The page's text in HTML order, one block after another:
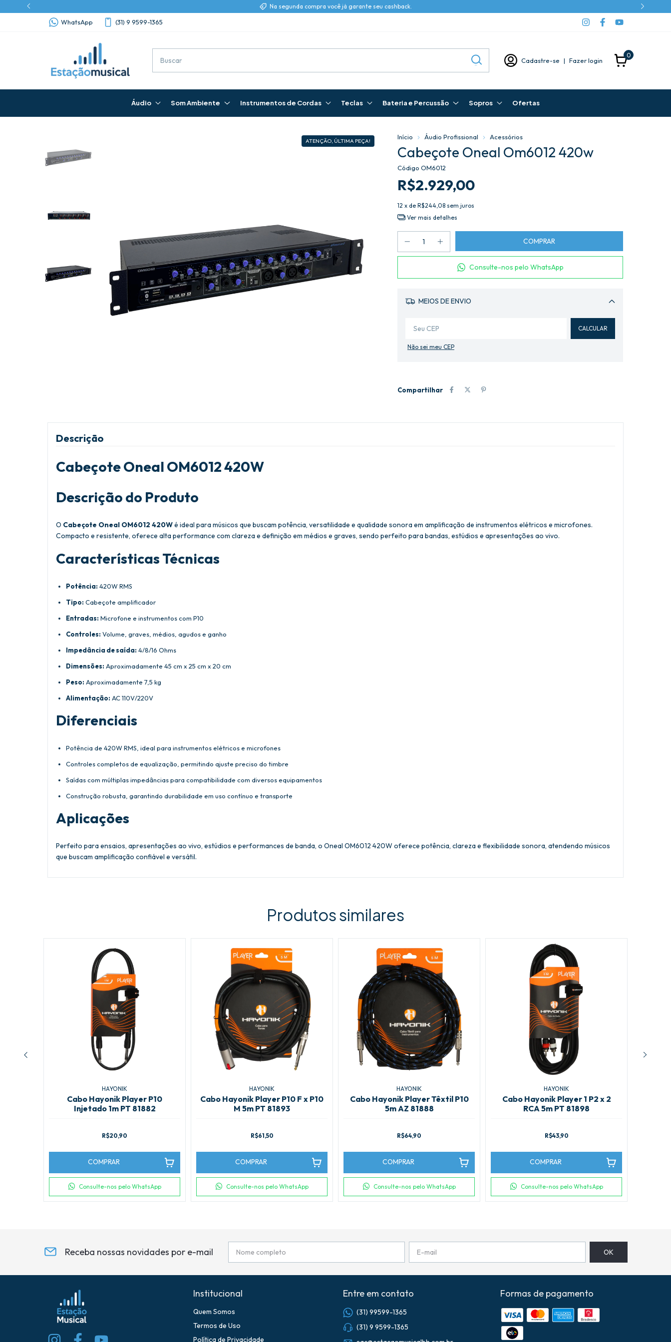
Na segunda compra você já garante seu cashback.
WhatsApp (31) 9 9599-1365
Cadastre-se | Fazer login
0
Áudio Som Ambiente Instrumentos de Cordas Teclas Bateria e Percussão Sopros Ofertas
ATENÇÃO, ÚLTIMA PEÇA! Início Áudio Profissional Acessórios
Cabeçote Oneal Om6012 420w
Código OM6012
R$2.929,00
12 x de R$244,08 sem juros
Ver mais detalhes
Consulte-nos pelo WhatsApp
MEIOS DE ENVIO
Alterar CEP
CALCULAR
Não sei meu CEP
Compartilhar
Descrição
Cabeçote Oneal OM6012 420W
Descrição do Produto
O Cabeçote Oneal OM6012 420Wé ideal para músicos que buscam potência, versatilidade e qualidade sonora em amplificação de instrumentos elétricos e microfones.
Compacto e resistente, oferece alta performance com clareza e definição em médios e graves, sendo perfeito para bandas, estúdios e apresentações ao vivo.
Características Técnicas
Potência: 420W RMS
Tipo: Cabeçote amplificador
Entradas: Microfone e instrumentos com P10
Controles: Volume, graves, médios, agudos e ganho
Impedância de saída: 4/8/16 Ohms
Dimensões: Aproximadamente 45 cm x 25 cm x 20 cm
Peso: Aproximadamente 7,5 kg
Alimentação: AC 110V/220V
Diferenciais
Potência de 420W RMS, ideal para instrumentos elétricos e microfones
Controles completos de equalização, permitindo ajuste preciso do timbre
Saídas com múltiplas impedâncias para compatibilidade com diversos equipamentos
Construção robusta, garantindo durabilidade em uso contínuo e transporte
Aplicações
Perfeito para ensaios, apresentações ao vivo, estúdios e performances de banda, o Oneal OM6012 420W oferece potência, clareza e flexibilidade sonora, atendendo músicos
que buscam amplificação confiável e versátil.
Produtos similares
HAYONIK
Cabo Hayonik Player P10
Injetado 1m PT 81882
R$20,90
COMPRAR
Consulte-nos pelo WhatsApp
HAYONIK
Cabo Hayonik Player P10 F x P10
M 5m PT 81893
R$61,50
COMPRAR
Consulte-nos pelo WhatsApp
HAYONIK
Cabo Hayonik Player Têxtil P10
5m AZ 81888
R$64,90
COMPRAR
Consulte-nos pelo WhatsApp
HAYONIK
Cabo Hayonik Player 1 P2 x 2
RCA 5m PT 81898
R$43,90
COMPRAR
Consulte-nos pelo WhatsApp
Receba nossas novidades por e-mail
Institucional
Quem Somos
Termos de Uso
Política de Privacidade
Entre em contato
(31) 99599-1365
(31) 9 9599-1365
Formas de pagamento